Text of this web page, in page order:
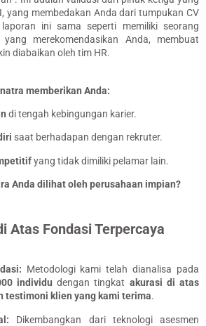
yang membedakan Anda dari tumpukan CV
ini sama seperti memiliki seorang
merekomendasikan Anda, membuat
diabaikan oleh tim HR.
memberikan Anda:
di tengah kebingungan karier.
saat berhadapan dengan rekruter.
yang tidak dimiliki pelamar lain.
Anda dilihat oleh perusahaan impian?
Atas Fondasi Terpercaya
Metodologi kami telah dianalisa pada
individu dengan tingkat akurasi di atas
testimoni klien yang kami terima.
Dikembangkan dari teknologi asesmen